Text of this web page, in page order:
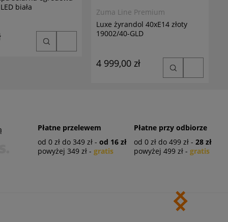
biała
Zuma Line Premium
Luxe żyrandol 40xE14 złoty
19002/40-GLD
4 999,00 zł
Płatne przelewem
od 0 zł do 349 zł - od 16 zł
powyżej 349 zł - gratis
Płatne przy odbiorze
od 0 zł do 499 zł - 28 zł
powyżej 499 zł - gratis